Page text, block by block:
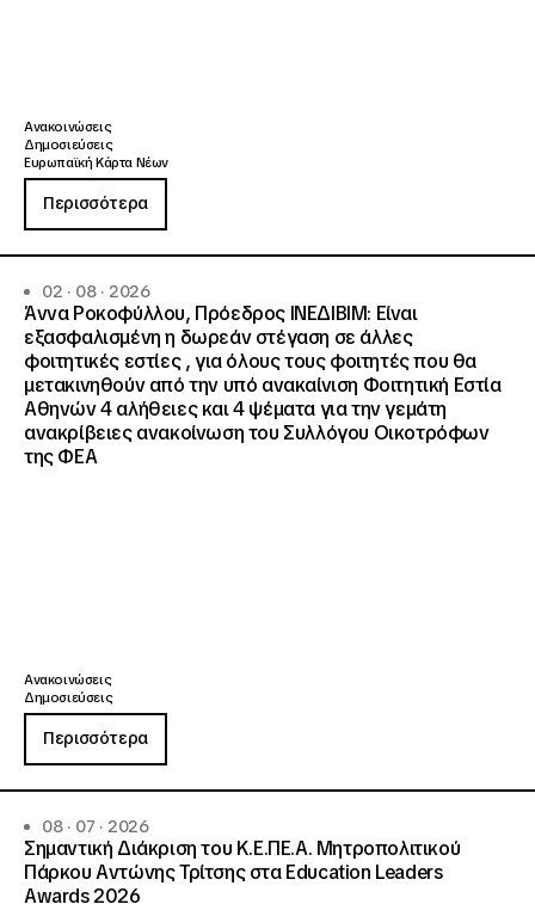
Ανακοινώσεις
Δημοσιεύσεις
Ευρωπαϊκή Κάρτα Νέων
Περισσότερα
02 · 08 · 2026
Άννα Ροκοφύλλου, Πρόεδρος ΙΝΕΔΙΒΙΜ: Είναι
εξασφαλισμένη η δωρεάν στέγαση σε άλλες
φοιτητικές εστίες , για όλους τους φοιτητές που θα
μετακινηθούν από την υπό ανακαίνιση Φοιτητική Εστία
Αθηνών 4 αλήθειες και 4 ψέματα για την γεμάτη
ανακρίβειες ανακοίνωση του Συλλόγου Οικοτρόφων
της ΦΕΑ
Ανακοινώσεις
Δημοσιεύσεις
Περισσότερα
08 · 07 · 2026
Σημαντική Διάκριση του Κ.Ε.ΠΕ.Α. Μητροπολιτικού
Πάρκου Αντώνης Τρίτσης στα Education Leaders
Awards 2026